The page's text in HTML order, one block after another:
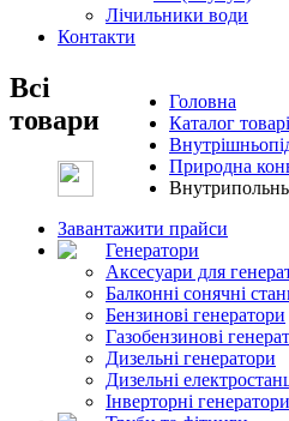
Лічильники води
Контакти
Головна
Каталог
Природна
Всі
товари
Завантажити прайси
Генератори
Аксесуари для
Балконні сонячні
Бензинові генератори
Газобензинові
Дизельні генератори
Дизельні
Інверторні генератори